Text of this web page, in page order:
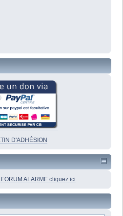
D'ADHÉSION
ALARME cliquez ici